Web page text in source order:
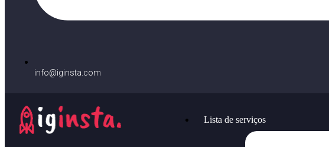
info@iginsta.com
Lista de serviços